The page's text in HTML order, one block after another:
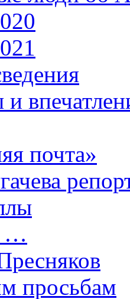
и
почта»
…
просьбам